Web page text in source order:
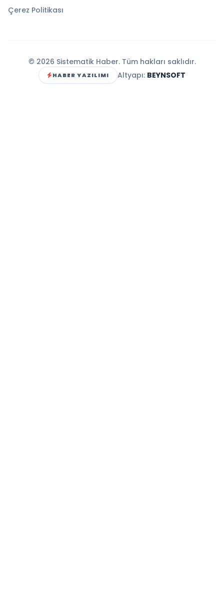
Çerez Politikası
© 2026 Sistematik Haber. Tüm hakları saklıdır.
HABER YAZILIMI Altyapı: BEYNSOFT